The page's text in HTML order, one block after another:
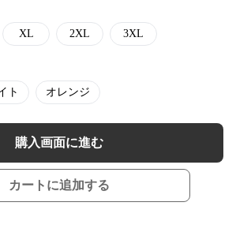
XL 2XL 3XL
ト オレンジ
購入画面に進む
カートに追加する